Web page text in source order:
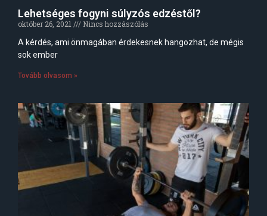
Lehetséges fogyni súlyzós edzéstől?
október 26, 2021
Nincs hozzászólás
A kérdés, ami önmagában érdekesnek hangozhat, de mégis
sok ember
Tovább olvasom »